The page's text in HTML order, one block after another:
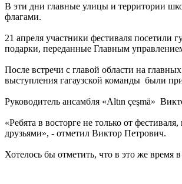
В эти дни главные улицы и территории
флагами.
21 апреля участники фестиваля посетили
подарки, переданные Главным
После встречи с главой области на
выступления гагаузской команды были
Руководитель ансамбля «Altın çeşmӓ»
«Ребята в восторге не только от
друзьями», - отметил Виктор Петрович.
Хотелось бы отметить, что в это же время